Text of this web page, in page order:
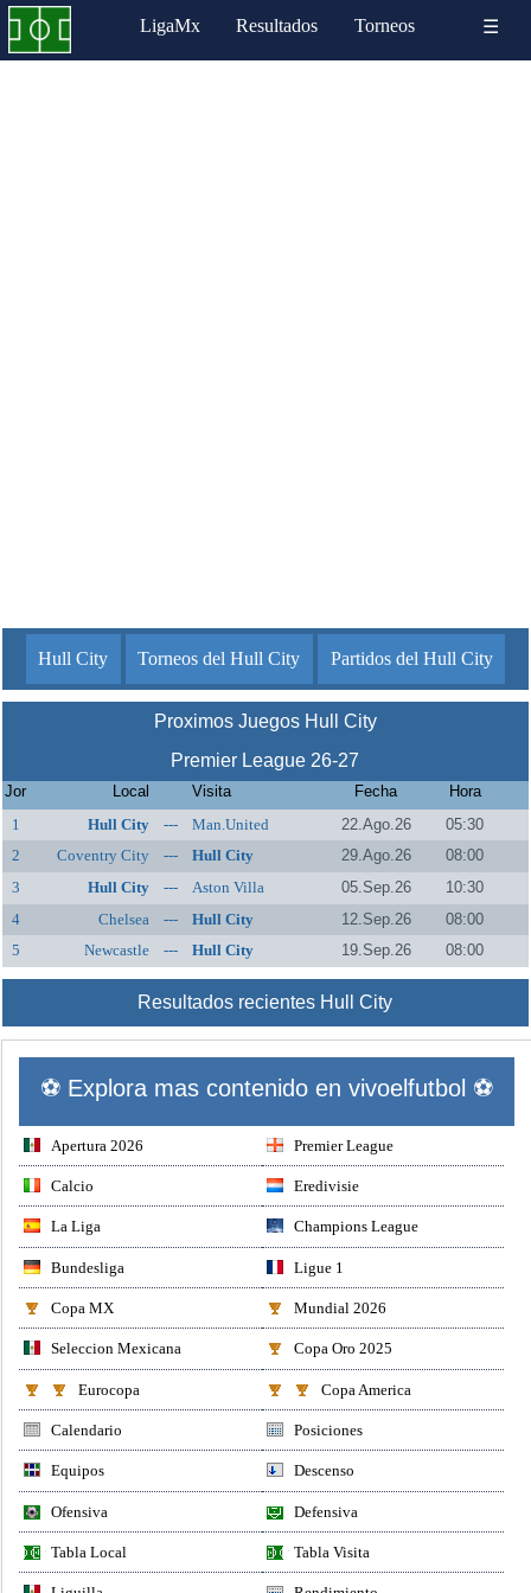
LigaMx Resultados Torneos ☰
Hull City Torneos del Hull City Partidos del Hull City
Proximos Juegos Hull City
Premier League 26-27
Jor Local Visita Fecha
Hora
1
Hull City --- Man.United 22.Ago.26
05:30
2
Coventry City --- Hull City 29.Ago.26
08:00
3
Hull City --- Aston Villa 05.Sep.26
10:30
4
Chelsea --- Hull City 12.Sep.26
08:00
5
Newcastle --- Hull City 19.Sep.26 08:00
Resultados recientes Hull City
⚽ Explora mas contenido en vivoelfutbol ⚽
Apertura 2026 Premier League
Calcio Eredivisie
La Liga Champions League
Bundesliga Ligue 1
Copa MX Mundial 2026
Seleccion Mexicana Copa Oro 2025
Eurocopa Copa America
Calendario Posiciones
Equipos Descenso
Ofensiva Defensiva
Tabla Local Tabla Visita